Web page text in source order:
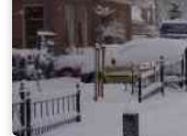
hie de spits in
meter ). Mar
dei - troch in
ôfslein waard,